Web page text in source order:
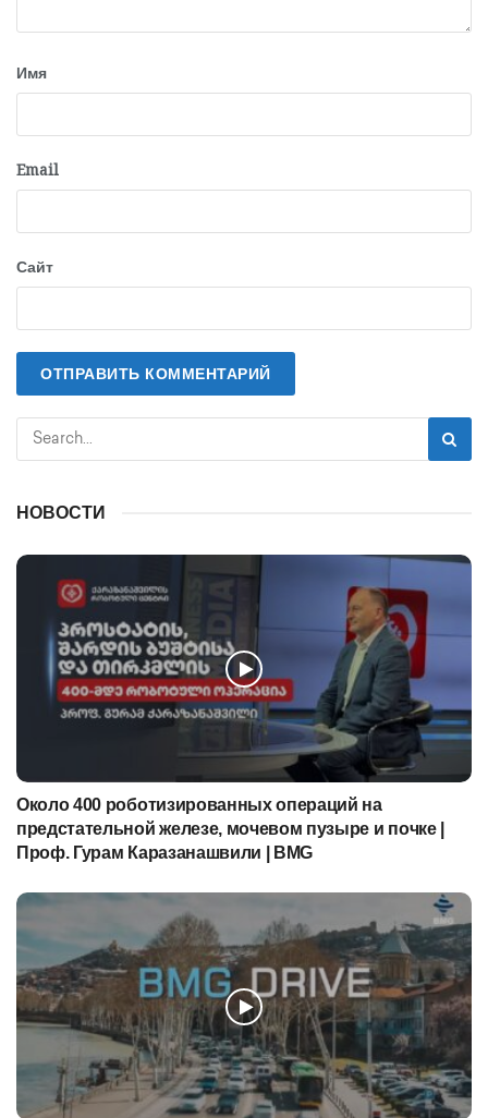
Имя
Email
Сайт
НОВОСТИ
Около 400 роботизированных операций на
предстательной железе, мочевом пузыре и почке |
Проф. Гурам Каразанашвили | BMG